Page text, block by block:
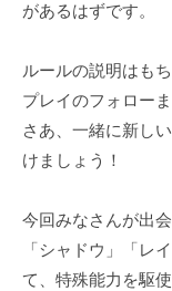
があるはずです。
ルールの説明はも
プレイのフォロー
さあ、一緒に新し
けましょう！
今回みなさんが出
「シャドウ」「レ
て、特殊能力を駆